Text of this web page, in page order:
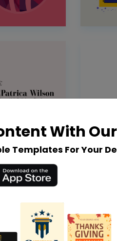
With
Templates For Your